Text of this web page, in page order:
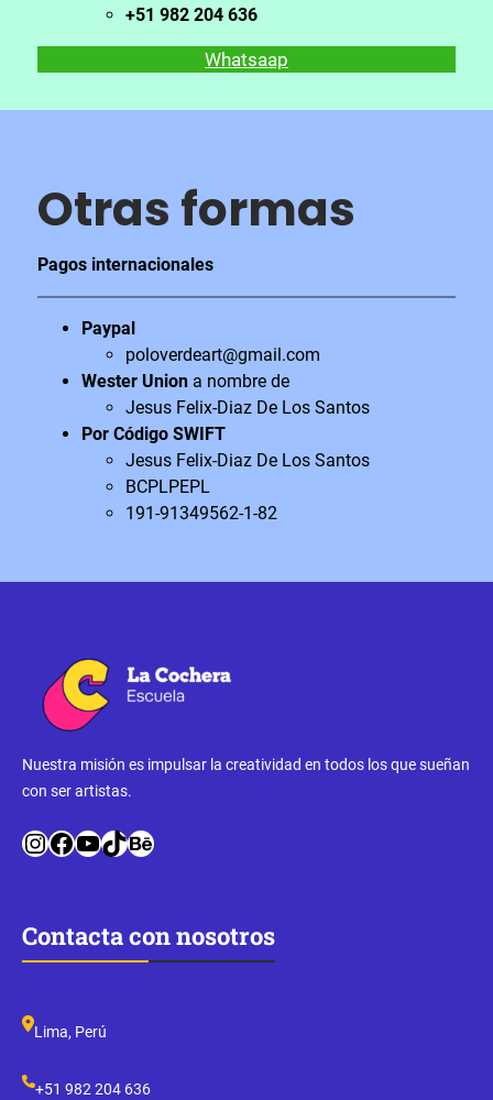
+51 982 204 636
Whatsaap
Otras formas
Pagos internacionales
Paypal
poloverdeart@gmail.com
Wester Union a nombre de
Jesus Felix-Diaz De Los Santos
Por Código SWIFT
Jesus Felix-Diaz De Los Santos
BCPLPEPL
191-91349562-1-82
Nuestra misión es impulsar la creatividad en todos los que sueñan
con ser artistas.
InstagramFacebook YouTube TikTok Behance
Contacta con nosotros
Lima, Perú
+51 982 204 636